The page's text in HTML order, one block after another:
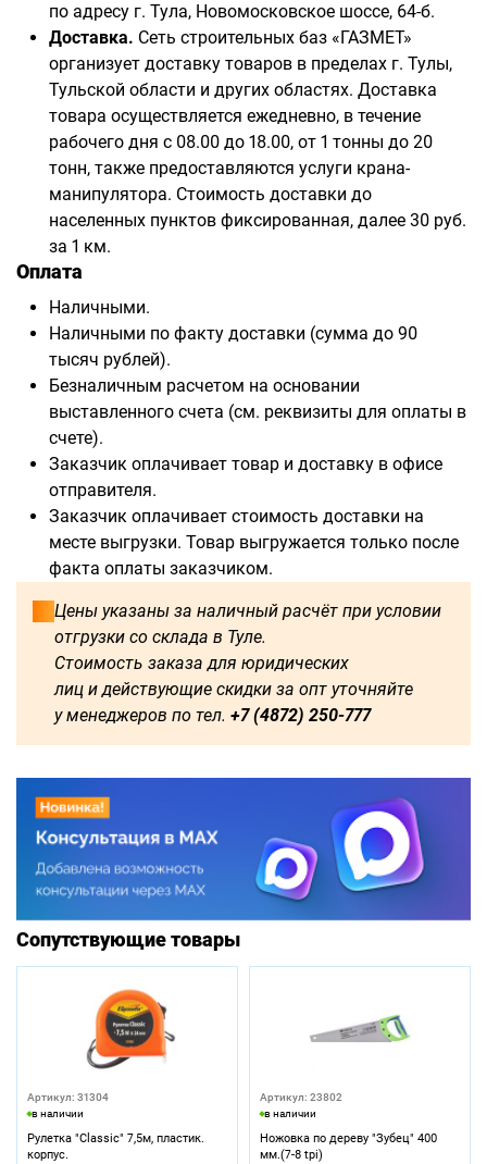
по адресу г. Тула, Новомосковское шоссе, 64-б.
Доставка. Сеть строительных баз «ГАЗМЕТ»
организует доставку товаров в пределах г. Тулы,
Тульской области и других областях. Доставка
товара осуществляется ежедневно, в течение
рабочего дня с 08.00 до 18.00, от 1 тонны до 20
тонн, также предоставляются услуги крана-
манипулятора. Стоимость доставки до
населенных пунктов фиксированная, далее 30 руб.
за 1 км.
Оплата
Наличными.
Наличными по факту доставки (сумма до 90
тысяч рублей).
Безналичным расчетом на основании
выставленного счета (см. реквизиты для оплаты в
счете).
Заказчик оплачивает товар и доставку в офисе
отправителя.
Заказчик оплачивает стоимость доставки на
месте выгрузки. Товар выгружается только после
факта оплаты заказчиком.
Цены указаны за наличный расчёт при условии
отгрузки со склада в Туле.
Стоимость заказа для юридических
лиц и действующие скидки за опт уточняйте
у менеджеров по тел. +7 (4872) 250-777
Сопутствующие товары
Артикул: 31304
в наличии
Рулетка "Classic" 7,5м, пластик.
корпус.
Артикул: 23802
в наличии
Ножовка по дереву "Зубец" 400
мм.(7-8 tpi)